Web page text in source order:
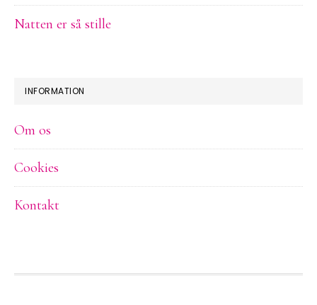
Natten er så stille
INFORMATION
Om os
Cookies
Kontakt